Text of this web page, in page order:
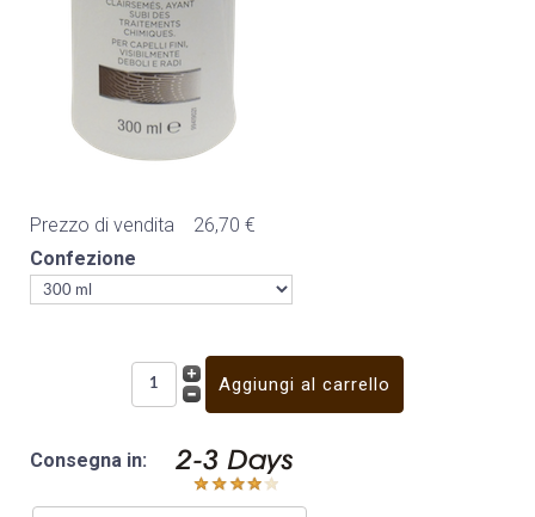
Prezzo di vendita
26,70 €
Confezione
Consegna in: